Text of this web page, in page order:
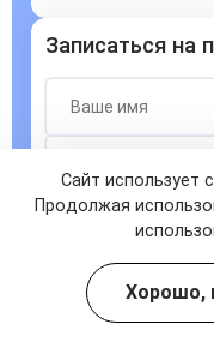
Записаться на
Согласен с
Сайт использует
Продолжая
Хорошо,